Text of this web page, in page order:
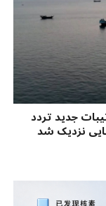
جدید تردد
نزدیک شد